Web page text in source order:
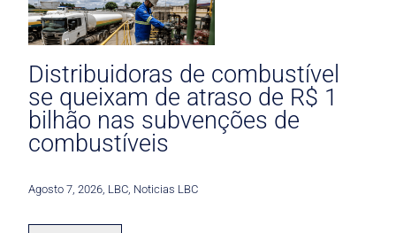
Distribuidoras de combustível
se queixam de atraso de R$ 1
bilhão nas subvenções de
combustíveis
Agosto 7, 2026 LBC Noticias LBC